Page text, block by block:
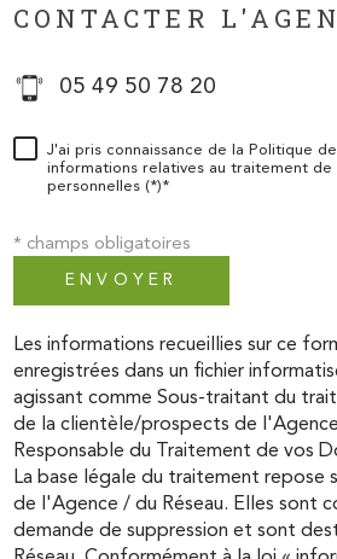
CONTACTER
05 49 50 78 20
J'ai pris connaissance de la Politique
informations relatives au traitement de
personnelles (*)*
* champs obligatoires
ENVOYER
Les informations recueillies sur ce
enregistrées dans un fichier
agissant comme Sous-traitant du
de la clientèle/prospects de
Responsable du Traitement de vos
La base légale du traitement repose
de l'Agence / du Réseau. Elles sont
demande de suppression et sont